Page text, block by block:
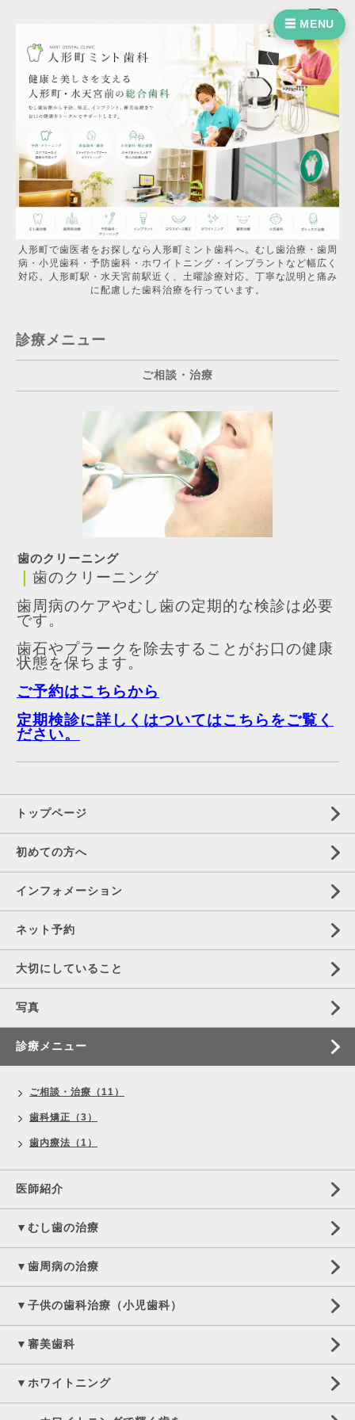
☰ MENU
人形町で歯医者をお探しなら人形町ミント歯科へ。むし歯治療・歯周
病・小児歯科・予防歯科・ホワイトニング・インプラントなど幅広く
対応。人形町駅・水天宮前駅近く、土曜診療対応。丁寧な説明と痛み
に配慮した歯科治療を行っています。
診療メニュー
ご相談・治療
歯のクリーニング
歯のクリーニング
歯周病のケアやむし歯の定期的な検診は必要
です。
歯石やプラークを除去することがお口の健康
状態を保ちます。
ご予約はこちらから
定期検診に詳しくはついてはこちらをご覧く
ださい。
トップページ
初めての方へ
インフォメーション
ネット予約
大切にしていること
写真
診療メニュー
ご相談・治療（11）
歯科矯正（3）
歯内療法（1）
医師紹介
▼むし歯の治療
▼歯周病の治療
▼子供の歯科治療（小児歯科）
▼審美歯科
▼ホワイトニング